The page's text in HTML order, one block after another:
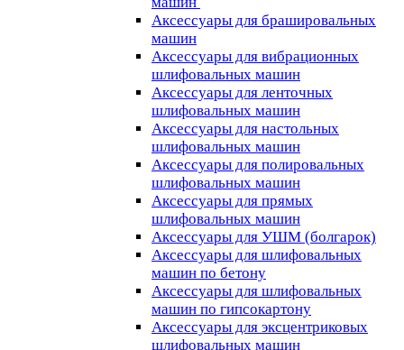
Аксессуары для брашировальных
машин
Аксессуары для вибрационных
шлифовальных машин
Аксессуары для ленточных
шлифовальных машин
Аксессуары для настольных
шлифовальных машин
Аксессуары для полировальных
шлифовальных машин
Аксессуары для прямых
шлифовальных машин
Аксессуары для УШМ (болгарок)
Аксессуары для шлифовальных
машин по бетону
Аксессуары для шлифовальных
машин по гипсокартону
Аксессуары для эксцентриковых
шлифовальных машин